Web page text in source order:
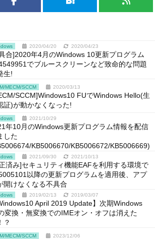
2020/04/20 2020/04/23
合]2020年4月のWindows 10更新プログラム
でブルースクリーンなど致命的な問題
生!
MECM/SCCM 2020/03/13
SCCM]Windows10 FUでWindows Hello(生
証)が動かなくなった!
2021/10/29
年10月のWindows更新プログラム情報を配信
した
KB5006670/KB5006672/KB5006669)
2021/09/30 2021/10/13
済み]セキュリティ機能EAFを利用する環境で
以降の更新プログラムを適用後、アプ
開けなくなる不具合
2019/02/13 2019/03/07
April 2019 Update】次期Windows
変換・無変換でのIMEオン・オフは消えた
？
MECM/SCCM 2023/12/06